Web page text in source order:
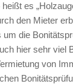
es
den Mieter
die
hier sehr viel
von